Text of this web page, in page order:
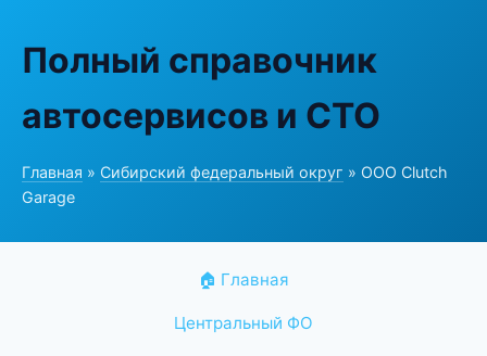
Полный справочник
автосервисов и СТО
Главная » Сибирский федеральный округ » ООО Clutch
Garage
🏠 Главная
Центральный ФО